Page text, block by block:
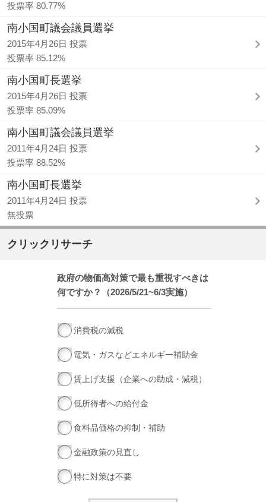
投票率 80.77%
南小国町議会議員選挙
2015年4月26日 投票
投票率 85.12%
南小国町長選挙
2015年4月26日 投票
投票率 85.09%
南小国町議会議員選挙
2011年4月24日 投票
投票率 88.52%
南小国町長選挙
2011年4月24日 投票
無投票
クリックリサーチ
政府の物価高対策で最も重視すべきは
何ですか？（2026/5/21~6/3実施）
消費税の減税
電気・ガスなどエネルギー補助金
賃上げ支援（企業への助成・減税）
低所得者への給付金
食料品価格の抑制・補助
金融政策の見直し
特に対策は不要